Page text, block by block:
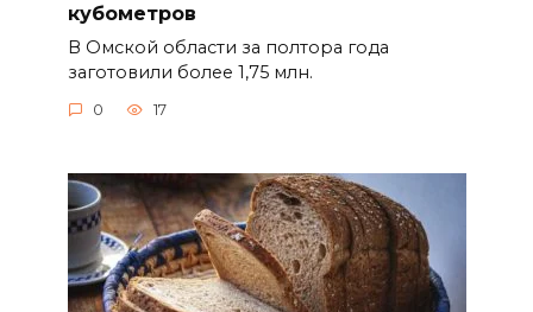
кубометров
В Омской области за полтора года
заготовили более 1,75 млн.
0 17